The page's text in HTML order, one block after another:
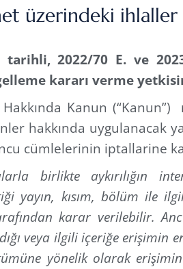
üzerindeki
tarihli, 2022/70 E. ve
kararı verme
Hakkında Kanun
hakkında uygulanacak
cümlelerinin iptallarine
birlikte aykırılığın
yayın, kısım, bölüm ile
karar verilebilir.
veya ilgili içeriğe
yönelik olarak